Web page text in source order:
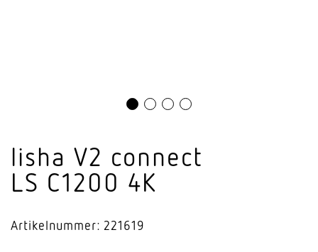
lisha V2 connect
LS C1200 4K
Artikelnummer: 221619